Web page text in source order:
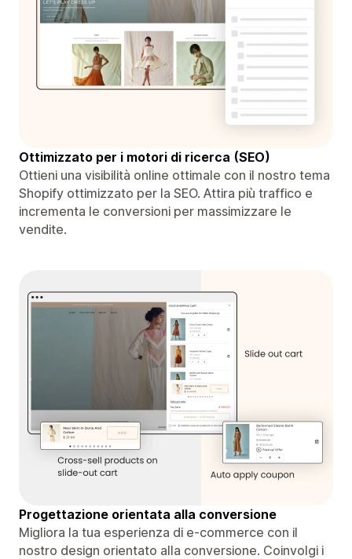
Ottimizzato per i motori di ricerca (SEO)
Ottieni una visibilità online ottimale con il nostro tema
Shopify ottimizzato per la SEO. Attira più traffico e
incrementa le conversioni per massimizzare le
vendite.
Progettazione orientata alla conversione
Migliora la tua esperienza di e-commerce con il
nostro design orientato alla conversione. Coinvolgi i